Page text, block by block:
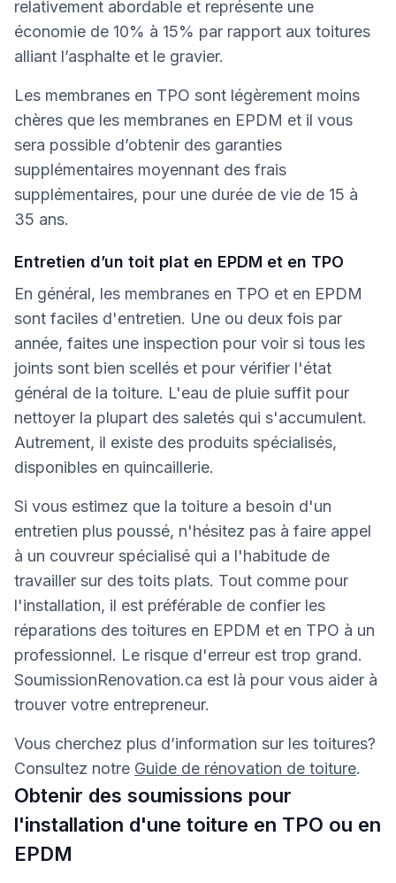
relativement abordable et représente une
économie de 10% à 15% par rapport aux toitures
alliant l’asphalte et le gravier.
Les membranes en TPO sont légèrement moins
chères que les membranes en EPDM et il vous
sera possible d’obtenir des garanties
supplémentaires moyennant des frais
supplémentaires, pour une durée de vie de 15 à
35 ans.
Entretien d’un toit plat en EPDM et en TPO
En général, les membranes en TPO et en EPDM
sont faciles d'entretien. Une ou deux fois par
année, faites une inspection pour voir si tous les
joints sont bien scellés et pour vérifier l'état
général de la toiture. L'eau de pluie suffit pour
nettoyer la plupart des saletés qui s'accumulent.
Autrement, il existe des produits spécialisés,
disponibles en quincaillerie.
Si vous estimez que la toiture a besoin d'un
entretien plus poussé, n'hésitez pas à faire appel
à un couvreur spécialisé qui a l'habitude de
travailler sur des toits plats. Tout comme pour
l'installation, il est préférable de confier les
réparations des toitures en EPDM et en TPO à un
professionnel. Le risque d'erreur est trop grand.
SoumissionRenovation.ca est là pour vous aider à
trouver votre entrepreneur.
Vous cherchez plus d’information sur les toitures?
Consultez notre Guide de rénovation de toiture.
Obtenir des soumissions pour
l'installation d'une toiture en TPO ou en
EPDM